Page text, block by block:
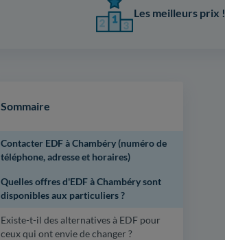
Les meilleurs prix !
Sommaire
Contacter EDF à Chambéry (numéro de
téléphone, adresse et horaires)
Quelles offres d'EDF à Chambéry sont
disponibles aux particuliers ?
Existe-t-il des alternatives à EDF pour
ceux qui ont envie de changer ?